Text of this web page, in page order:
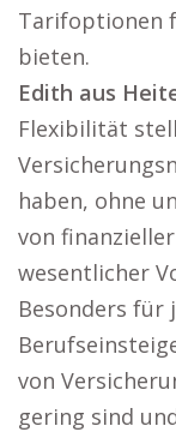
Tarifoptionen
bieten.
Edith aus
Flexibilität
haben, ohne
von
wesentlicher
Besonders für
von
gering sind